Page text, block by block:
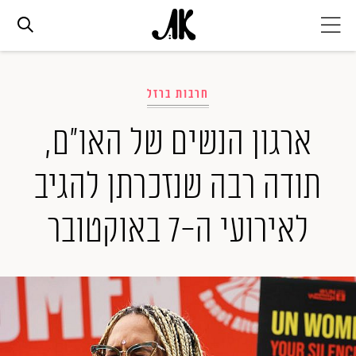
אופנה
ביוטי
סלבס
ערוצים נוספים
המגזין
חרבות ברזל
ארגון הנשים של האו"ם,
תודה רבה שנזכרתן להגיב
לאירועי ה-7 באוקטובר